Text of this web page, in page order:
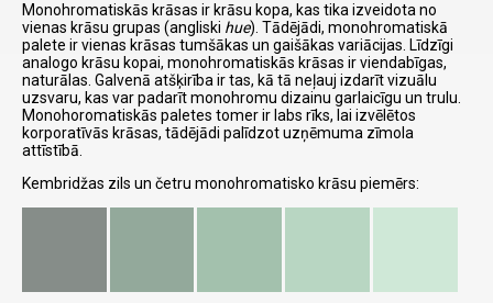
Monohromatiskās krāsas ir krāsu kopa, kas tika izveidota no
vienas krāsu grupas (angliski hue). Tādējādi, monohromatiskā
palete ir vienas krāsas tumšākas un gaišākas variācijas. Līdzīgi
analogo krāsu kopai, monohromatiskās krāsas ir viendabīgas,
naturālas. Galvenā atšķirība ir tas, kā tā neļauj izdarīt vizuālu
uzsvaru, kas var padarīt monohromu dizainu garlaicīgu un trulu.
Monohoromatiskās paletes tomer ir labs rīks, lai izvēlētos
korporatīvās krāsas, tādējādi palīdzot uzņēmuma zīmola
attīstībā.
Kembridžas zils un četru monohromatisko krāsu piemērs: